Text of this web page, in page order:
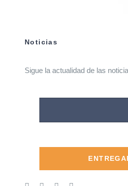
Noticias
Sigue la actualidad de las